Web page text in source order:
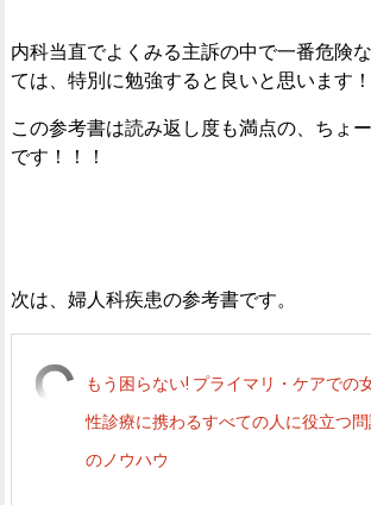
内科当直でよくみる主訴の中で一番危険
ては、特別に勉強すると良いと思います！
この参考書は読み返し度も満点の、ちょ
です！！！
次は、婦人科疾患の参考書です。
もう困らない! プライマリ・ケアでの
性診療に携わるすべての人に役立つ
のノウハウ